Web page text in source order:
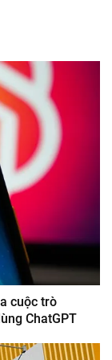
cuộc trò
ChatGPT